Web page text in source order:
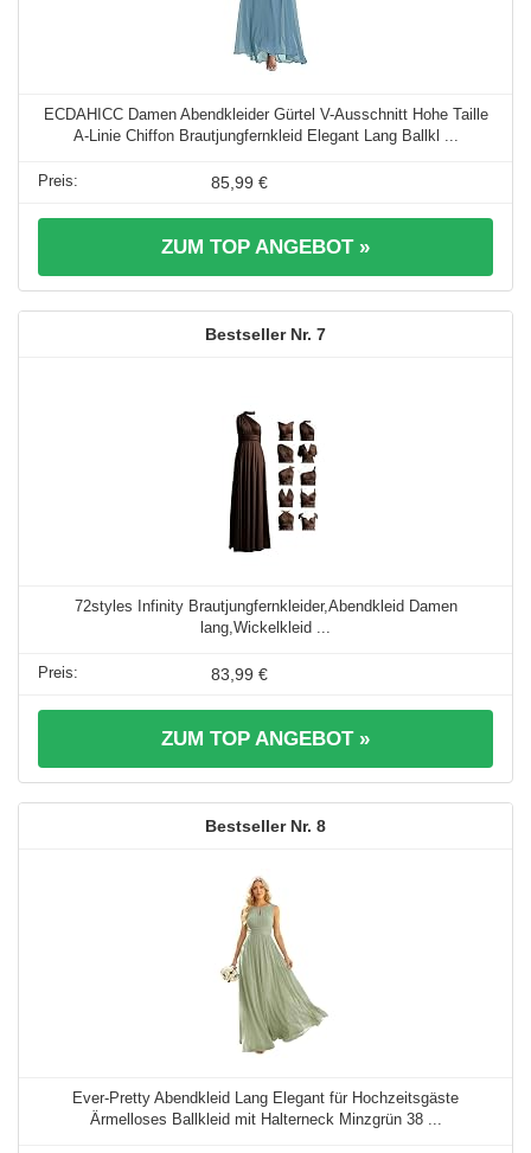
ECDAHICC Damen Abendkleider Gürtel V-Ausschnitt Hohe Taille
A-Linie Chiffon Brautjungfernkleid Elegant Lang Ballkl ...
85,99 €
ZUM TOP ANGEBOT »
7
72styles Infinity Brautjungfernkleider,Abendkleid Damen
lang,Wickelkleid ...
83,99 €
ZUM TOP ANGEBOT »
8
Ever-Pretty Abendkleid Lang Elegant für Hochzeitsgäste
Ärmelloses Ballkleid mit Halterneck Minzgrün 38 ...